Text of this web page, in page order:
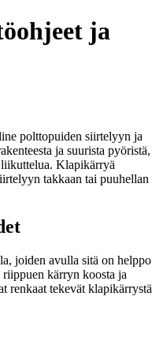
ja
polttopuiden siirtelyyn ja
ja suurista pyöristä,
Klapikärryä
takkaan tai puuhellan
joiden avulla sitä on helppo
kärryn koosta ja
renkaat tekevät klapikärrystä